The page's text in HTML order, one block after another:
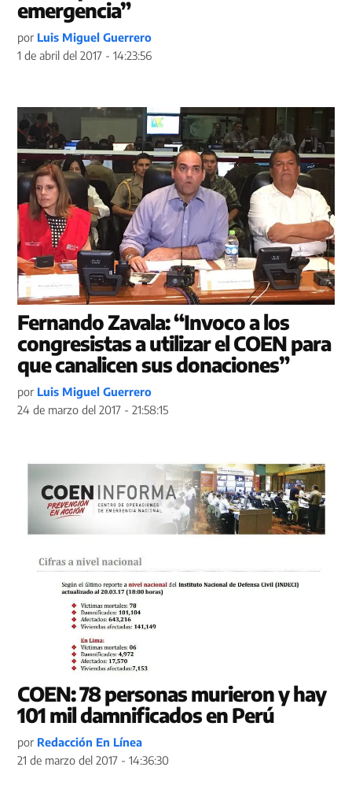
emergencia”
por Luis Miguel Guerrero
1 de abril del 2017 - 14:23:56
Fernando Zavala: “Invoco a los
congresistas a utilizar el COEN para
que canalicen sus donaciones”
por Luis Miguel Guerrero
24 de marzo del 2017 - 21:58:15
COEN: 78 personas murieron y hay
101 mil damnificados en Perú
por Redacción En Línea
21 de marzo del 2017 - 14:36:30